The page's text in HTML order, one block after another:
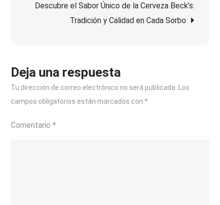
Cerveza
Bavaria
entradas
Descubre el Sabor Único de la Cerveza Beck’s:
Tradición y Calidad en Cada Sorbo
Deja una respuesta
Tu dirección de correo electrónico no será publicada.
Los
campos obligatorios están marcados con*
Comentario*